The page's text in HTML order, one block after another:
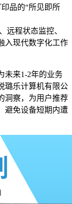
品的“所见即所
远程状态监控、
入现代数字化工作
未来1-2年的业务
璐乐计算机有限公
洞察，为用户推荐
避免设备短期内遭